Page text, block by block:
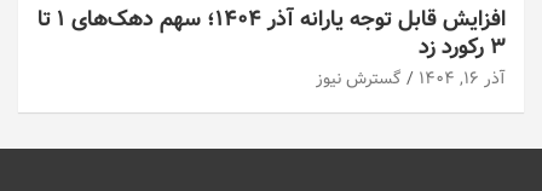
افزایش قابل توجه یارانه آذر ۱۴۰۴؛ سهم دهک‌های ۱ تا
۳ رکورد زد
آذر ۱۶, ۱۴۰۴ گسترش نیوز